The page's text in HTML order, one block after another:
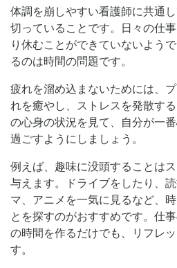
体調を崩しやすい看護師に共通
切っていることです。日々の仕
り休むことができていないよう
るのは時間の問題です。
疲れを溜め込まないためには、
れを癒やし、ストレスを発散す
の心身の状況を見て、自分が一
過ごすようにしましょう。
例えば、趣味に没頭することは
与えます。ドライブをしたり、
マ、アニメを一気に見るなど、
とを探すのがおすすめです。仕
の時間を作るだけでも、リフレ
す。